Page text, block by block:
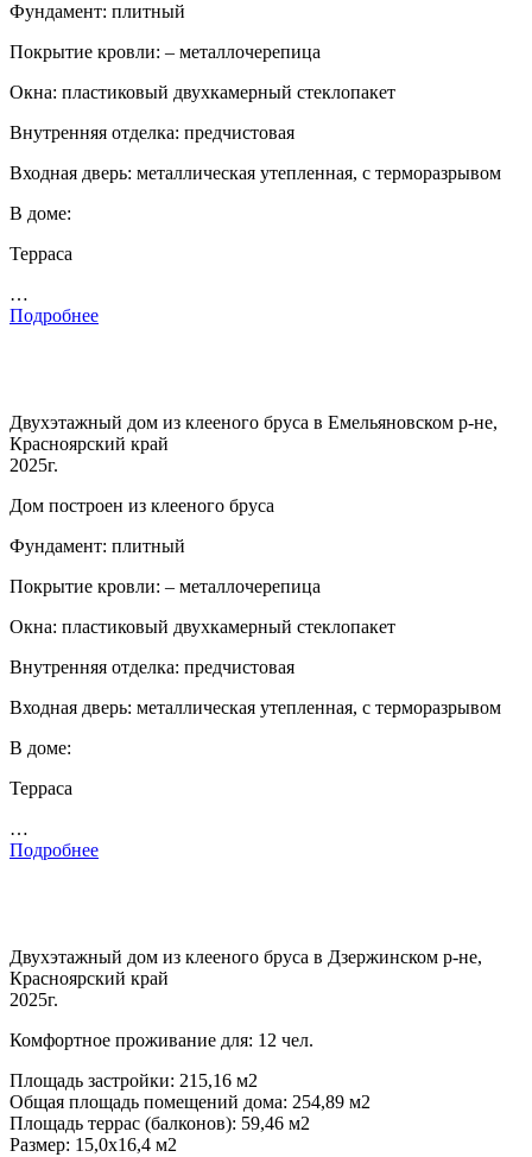
Фундамент: плитный
Покрытие кровли: – металлочерепица
Окна: пластиковый двухкамерный стеклопакет
Внутренняя отделка: предчистовая
Входная дверь: металлическая утепленная, с терморазрывом
В доме:
Терраса
…
Подробнее
Двухэтажный дом из клееного бруса в Емельяновском р-не,
Красноярский край
2025г.
Дом построен из клееного бруса
Фундамент: плитный
Покрытие кровли: – металлочерепица
Окна: пластиковый двухкамерный стеклопакет
Внутренняя отделка: предчистовая
Входная дверь: металлическая утепленная, с терморазрывом
В доме:
Терраса
…
Подробнее
Двухэтажный дом из клееного бруса в Дзержинском р-не,
Красноярский край
2025г.
Комфортное проживание для: 12 чел.
Площадь застройки: 215,16 м2
Общая площадь помещений дома: 254,89 м2
Площадь террас (балконов): 59,46 м2
Размер: 15,0х16,4 м2